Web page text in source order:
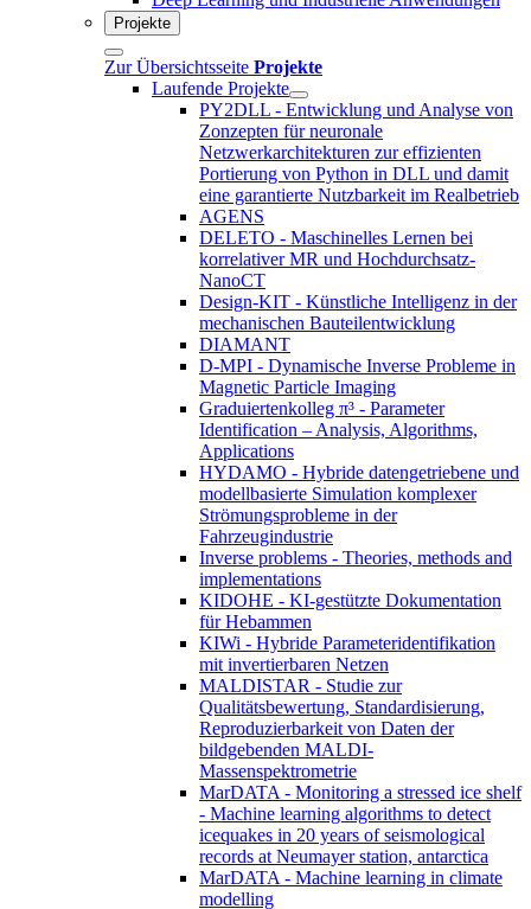
Projekte
Zur Übersichtsseite Projekte
Laufende Projekte
PY2DLL - Entwicklung und Analyse von
Zonzepten für neuronale
Netzwerkarchitekturen zur effizienten
Portierung von Python in DLL und damit
eine garantierte Nutzbarkeit im Realbetrieb
AGENS
DELETO - Maschinelles Lernen bei
korrelativer MR und Hochdurchsatz-
NanoCT
Design-KIT - Künstliche Intelligenz in der
mechanischen Bauteilentwicklung
DIAMANT
D-MPI - Dynamische Inverse Probleme in
Magnetic Particle Imaging
Graduiertenkolleg π³ - Parameter
Identification – Analysis, Algorithms,
Applications
HYDAMO - Hybride datengetriebene und
modellbasierte Simulation komplexer
Strömungsprobleme in der
Fahrzeugindustrie
Inverse problems - Theories, methods and
implementations
KIDOHE - KI-gestützte Dokumentation
für Hebammen
KIWi - Hybride Parameteridentifikation
mit invertierbaren Netzen
MALDISTAR - Studie zur
Qualitätsbewertung, Standardisierung,
Reproduzierbarkeit von Daten der
bildgebenden MALDI-
Massenspektrometrie
MarDATA - Monitoring a stressed ice shelf
- Machine learning algorithms to detect
icequakes in 20 years of seismological
records at Neumayer station, antarctica
MarDATA - Machine learning in climate
modelling